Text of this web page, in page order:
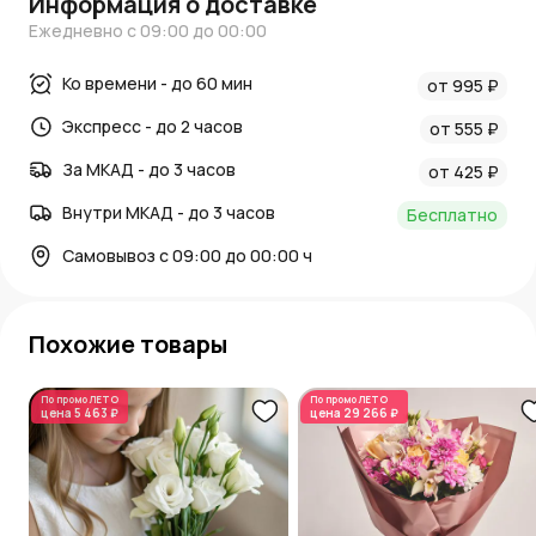
Ежедневно с 09:00 до 00:00
Ко времени - до 60 мин
от 995 ₽
Экспресс - до 2 часов
от 555 ₽
За МКАД - до 3 часов
от 425 ₽
Внутри МКАД - до 3 часов
Бесплатно
Самовывоз с 09:00 до 00:00 ч
Похожие товары
По промоЛЕТО
цена 5 463 ₽
По промоЛЕТО
цена 29 266 ₽